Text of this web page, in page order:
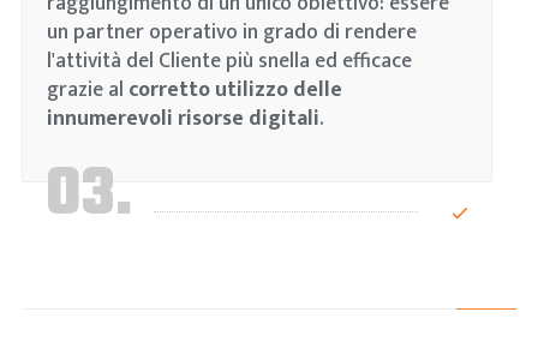
un partner operativo in grado di rendere
l'attività del Cliente più snella ed efficace
grazie al corretto utilizzo delle
innumerevoli risorse digitali.
03.